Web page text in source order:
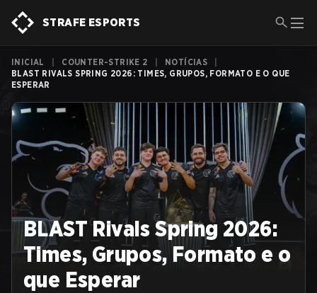
STRAFE ESPORTS
INICIAL COUNTER-STRIKE 2 NOTÍCIAS
BLAST RIVALS SPRING 2026: TIMES, GRUPOS, FORMATO E O QUE
ESPERAR
BLAST Rivals Spring 2026:
Times, Grupos, Formato e o
que Esperar